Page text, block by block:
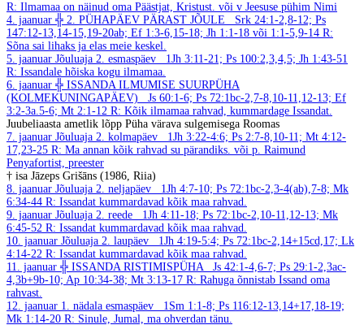
R: Ilmamaa on näinud oma Päästjat, Kristust. või v Jeesuse pühim Nimi
4. jaanuar ╬ 2. PÜHAPÄEV PÄRAST JÕULE
Srk 24:1-2,8-12; Ps
147:12-13,14-15,19-20ab; Ef 1:3-6,15-18; Jh 1:1-18 või 1:1-5,9-14 R:
Sõna sai lihaks ja elas meie keskel.
5. jaanuar Jõuluaja 2. esmaspäev
1Jh 3:11-21; Ps 100:2,3,4,5; Jh 1:43-51
R: Issandale hõiska kogu ilmamaa.
6. jaanuar ╬ ISSANDA ILMUMISE SUURPÜHA
(KOLMEKUNINGAPÄEV)
Js 60:1-6; Ps 72:1bc-2,7-8,10-11,12-13; Ef
3:2-3a.5-6; Mt 2:1-12 R: Kõik ilmamaa rahvad, kummardage Issandat.
Juubeliaasta ametlik lõpp Püha värava sulgemisega Roomas
7. jaanuar Jõuluaja 2. kolmapäev
1Jh 3:22-4:6; Ps 2:7-8,10-11; Mt 4:12-
17,23-25 R: Ma annan kõik rahvad su pärandiks. või p. Raimund
Penyafortist, preester
† isa Jāzeps Grišāns (1986, Riia)
8. jaanuar Jõuluaja 2. neljapäev
1Jh 4:7-10; Ps 72:1bc-2,3-4(ab),7-8; Mk
6:34-44 R: Issandat kummardavad kõik maa rahvad.
9. jaanuar Jõuluaja 2. reede
1Jh 4:11-18; Ps 72:1bc-2,10-11,12-13; Mk
6:45-52 R: Issandat kummardavad kõik maa rahvad.
10. jaanuar Jõuluaja 2. laupäev
1Jh 4:19-5:4; Ps 72:1bc-2,14+15cd,17; Lk
4:14-22 R: Issandat kummardavad kõik maa rahvad.
11. jaanuar ╬ ISSANDA RISTIMISPÜHA
Js 42:1-4,6-7; Ps 29:1-2,3ac-
4,3b+9b-10; Ap 10:34-38; Mt 3:13-17 R: Rahuga õnnistab Issand oma
rahvast.
12. jaanuar 1. nädala esmaspäev
1Sm 1:1-8; Ps 116:12-13,14+17,18-19;
Mk 1:14-20 R: Sinule, Jumal, ma ohverdan tänu.